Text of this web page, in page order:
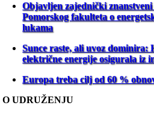
Objavljen zajednički
Pomorskog fakulteta o
lukama
Sunce raste, ali uvoz
električne energije osigurala iz
Europa treba cilj od 60 %
O UDRUŽENJU